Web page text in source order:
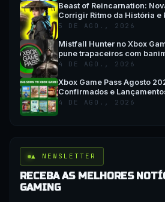
Beast of Reincarnation:
Corrigir Ritmo da História e
5 DE AGO., 2026
Mistfall Hunter no Xbox
pune trapaceiros com
4 DE AGO., 2026
Xbox Game Pass Agosto
Confirmados e
4 DE AGO., 2026
▲ NEWSLETTER
RECEBA AS MELHORES
GAMING